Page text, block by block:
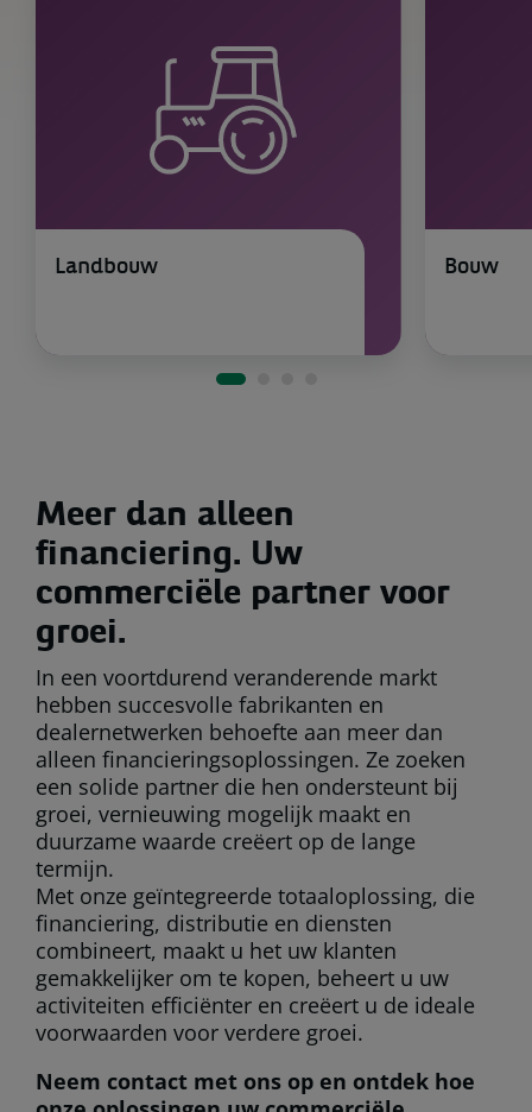
Landbouw Bouw
Meer dan alleen
financiering. Uw
commerciële partner voor
groei.
In een voortdurend veranderende markt
hebben succesvolle fabrikanten en
dealernetwerken behoefte aan meer dan
alleen financieringsoplossingen. Ze zoeken
een solide partner die hen ondersteunt bij
groei, vernieuwing mogelijk maakt en
duurzame waarde creëert op de lange
termijn.
Met onze geïntegreerde totaaloplossing, die
financiering, distributie en diensten
combineert, maakt u het uw klanten
gemakkelijker om te kopen, beheert u uw
activiteiten efficiënter en creëert u de ideale
voorwaarden voor verdere groei.
Neem contact met ons op en ontdek hoe